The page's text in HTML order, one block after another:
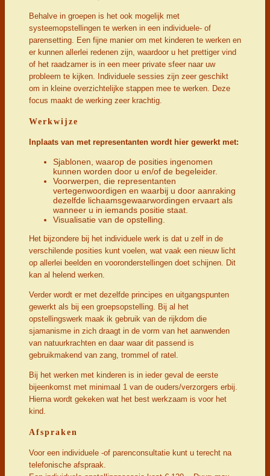
Behalve in groepen is het ook mogelijk met
systeemopstellingen te werken in een individuele- of
parensetting. Een fijne manier om met kinderen te werken en
er kunnen allerlei redenen zijn, waardoor u het prettiger vind
of het raadzamer is in een meer private sfeer naar uw
probleem te kijken. Individuele sessies zijn zeer geschikt
om in kleine overzichtelijke stappen mee te werken. Deze
focus maakt de werking zeer krachtig.
Werkwijze
Inplaats van met representanten wordt hier gewerkt met:
Sjablonen, waarop de posities ingenomen
kunnen worden door u en/of de begeleider.
Voorwerpen, die representanten
vertegenwoordigen en waarbij u door aanraking
dezelfde lichaamsgewaarwordingen ervaart als
wanneer u in iemands positie staat.
Visualisatie van de opstelling.
Het bijzondere bij het individuele werk is dat u zelf in de
verschilende posities kunt voelen, wat vaak een nieuw licht
op allerlei beelden en vooronderstellingen doet schijnen. Dit
kan al helend werken.
Verder wordt er met dezelfde principes en uitgangspunten
gewerkt als bij een groepsopstelling. Bij al het
opstellingswerk maak ik gebruik van de rijkdom die
sjamanisme in zich draagt in de vorm van het aanwenden
van natuurkrachten en daar waar dit passend is
gebruikmakend van zang, trommel of ratel.
Bij het werken met kinderen is in ieder geval de eerste
bijeenkomst met minimaal 1 van de ouders/verzorgers erbij.
Hierna wordt gekeken wat het best werkzaam is voor het
kind.
Afspraken
Voor een individuele -of parenconsultatie kunt u terecht na
telefonische afspraak.